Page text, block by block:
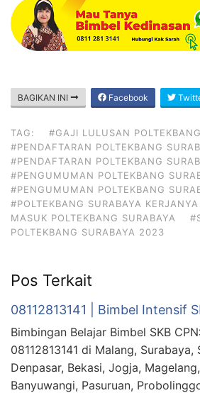
BAGIKAN INI Facebook
TAG:
#GAJI LULUSAN
#PENDAFTARAN POLTEKBANG
#PENDAFTARAN POLTEKBANG
#PENGUMUMAN POLTEKBANG
#PENGUMUMAN POLTEKBANG
#POLTEKBANG SURABAYA KERJANYA
MASUK POLTEKBANG SURABAYA
POLTEKBANG SURABAYA 2023
Pos Terkait
08112813141 | Bimbel Intensif
Bimbingan Belajar Bimbel SKB
08112813141 di Malang, Surabaya,
Denpasar, Bekasi, Jogja,
Banyuwangi, Pasuruan,